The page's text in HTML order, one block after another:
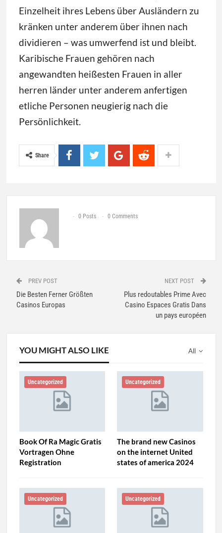
Einzelheit ihres Lebens über Ausländern zu
kränken unter anderem über ihnen nach
dividieren – was umwerfend ist und bleibt.
Karibische Frauen gehören nach
angewandten heißesten Frauen in aller
herren länder unter anderem anfertigen
etliche Personen neugierig nach die
Persönlichkeit.
Share
0 Posts 0 Comments
PREV POST
Die Besten Ferner Größten
Casinos Europas
NEXT POST
Plus redoutables Prime Avec
Casino Espaces Gratis Dans
un pays européen
All
YOU MIGHT ALSO LIKE
Uncategorized
Book Of Ra Magic Gratis
Vortragen Ohne
Registration
Uncategorized
The brand new Casinos
on the internet United
states of america 2024
Uncategorized Uncategorized